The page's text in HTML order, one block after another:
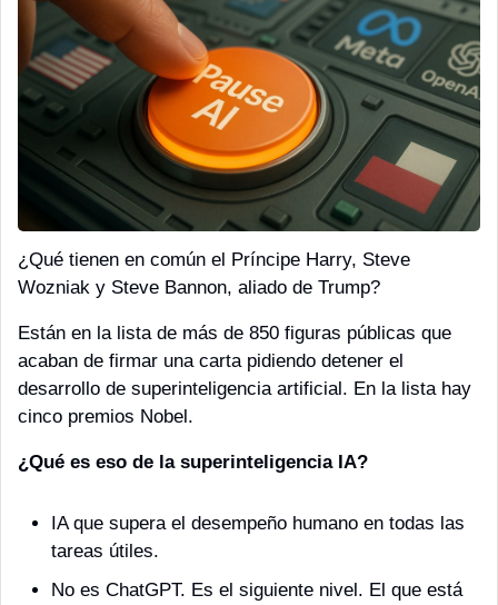
¿Qué tienen en común el Príncipe Harry, Steve
Wozniak y Steve Bannon, aliado de Trump?
Están en la lista de más de 850 figuras públicas que
acaban de firmar una carta pidiendo detener el
desarrollo de superinteligencia artificial. En la lista hay
cinco premios Nobel.
¿Qué es eso de la superinteligencia IA?
IA que supera el desempeño humano en todas las
tareas útiles.
No es ChatGPT. Es el siguiente nivel. El que está